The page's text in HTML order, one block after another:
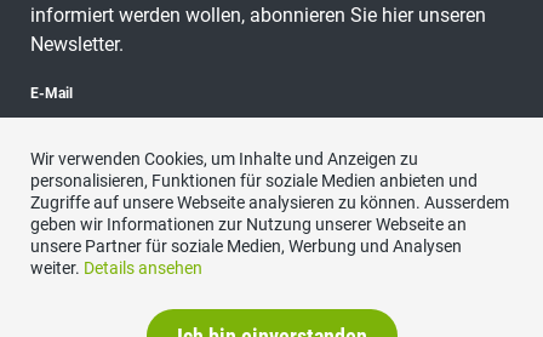
informiert werden wollen, abonnieren Sie hier unseren
Newsletter.
E-Mail
abonnieren
Wir verwenden Cookies, um Inhalte und Anzeigen zu
personalisieren, Funktionen für soziale Medien anbieten und
Zugriffe auf unsere Webseite analysieren zu können. Ausserdem
geben wir Informationen zur Nutzung unserer Webseite an
unsere Partner für soziale Medien, Werbung und Analysen
weiter. Details ansehen